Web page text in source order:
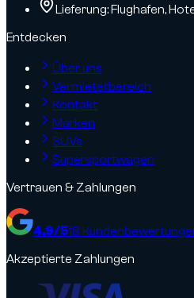
Lieferung: Flughafen,
Entdecken
Über uns
Vermieterbereich
Kontakt
Marken
SUVs
Supersportwagen
Vertrauen & Zahlungen
4.9/518
Akzeptierte Zahlungen